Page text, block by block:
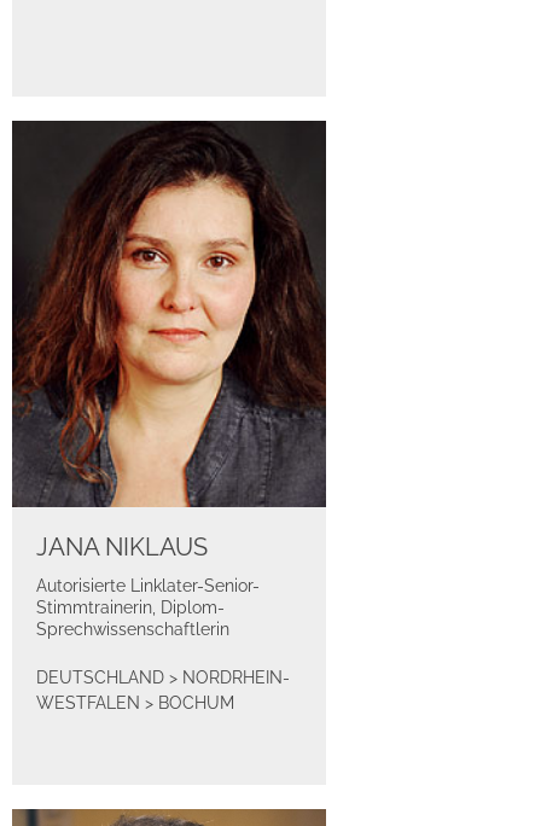
JANA NIKLAUS
Autorisierte Linklater-Senior-
Stimmtrainerin, Diplom-
Sprechwissenschaftlerin
DEUTSCHLAND > NORDRHEIN-
WESTFALEN > BOCHUM